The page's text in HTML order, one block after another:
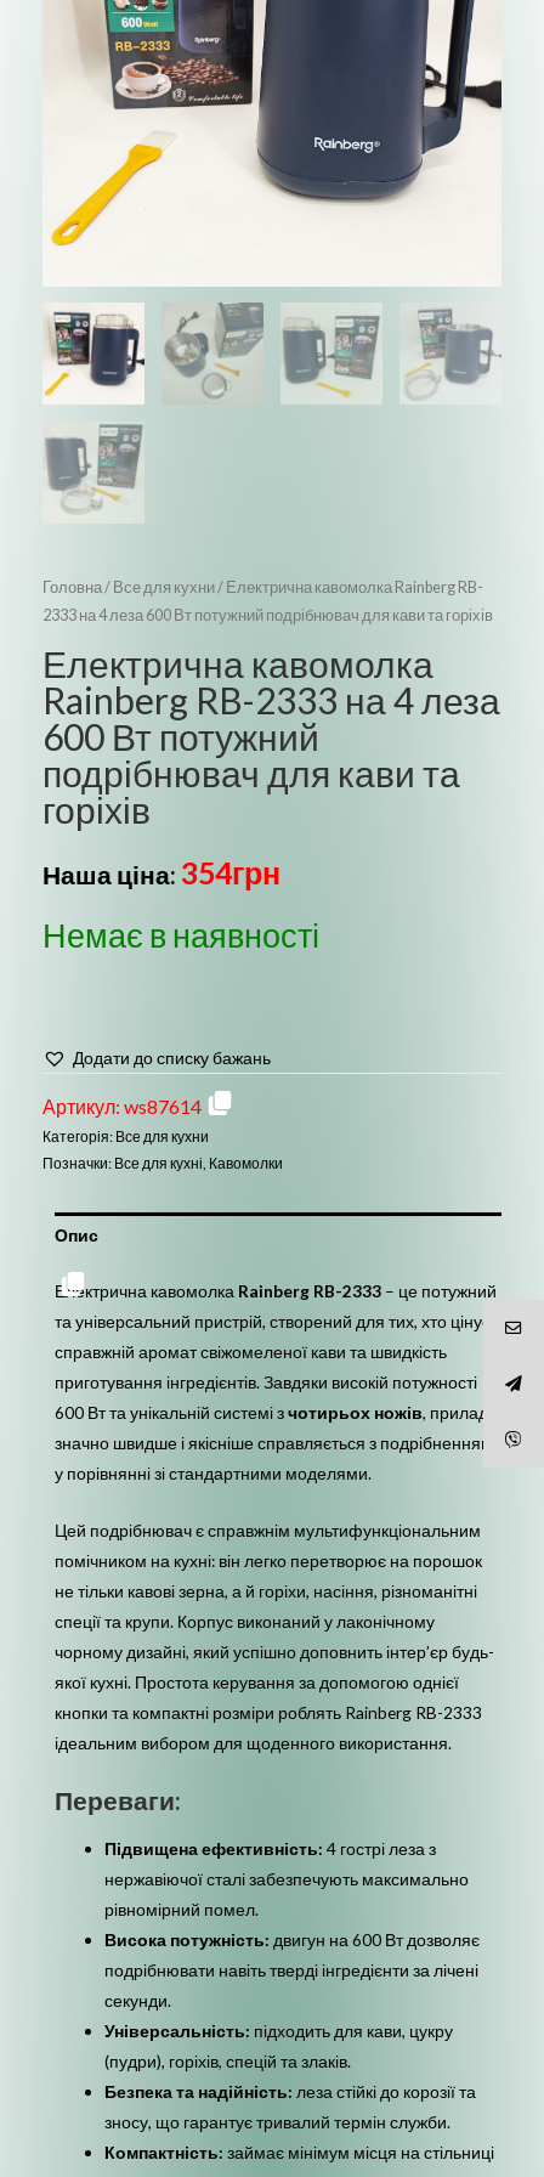
Головна/ Все для кухни/ Електрична кавомолка Rainberg RB-
2333 на 4 леза 600 Вт потужний подрібнювач для кави та горіхів
Електрична кавомолка
Rainberg RB-2333 на 4 леза
600 Вт потужний
подрібнювач для кави та
горіхів
Наша ціна: 354грн
Немає в наявності
Додати до списку бажань
Артикул: ws87614
Категорія: Все для кухни
Позначки: Все для кухні, Кавомолки
Опис
Електрична кавомолка Rainberg RB-2333 – це потужний
та універсальний пристрій, створений для тих, хто цінує
справжній аромат свіжомеленої кави та швидкість
приготування інгредієнтів. Завдяки високій потужності
600 Вт та унікальній системі зчотирьох ножів, прилад
значно швидше і якісніше справляється з подрібненням
у порівнянні зі стандартними моделями.
Цей подрібнювач є справжнім мультифункціональним
помічником на кухні: він легко перетворює на порошок
не тільки кавові зерна, а й горіхи, насіння, різноманітні
спеції та крупи. Корпус виконаний у лаконічному
чорному дизайні, який успішно доповнить інтер’єр будь-
якої кухні. Простота керування за допомогою однієї
кнопки та компактні розміри роблять Rainberg RB-2333
ідеальним вибором для щоденного використання.
Переваги:
Підвищена ефективність: 4 гострі леза з
нержавіючої сталі забезпечують максимально
рівномірний помел.
Висока потужність: двигун на 600 Вт дозволяє
подрібнювати навіть тверді інгредієнти за лічені
секунди.
Універсальність: підходить для кави, цукру
(пудри), горіхів, спецій та злаків.
Безпека та надійність: леза стійкі до корозії та
зносу, що гарантує тривалий термін служби.
Компактність: займає мінімум місця на стільниці